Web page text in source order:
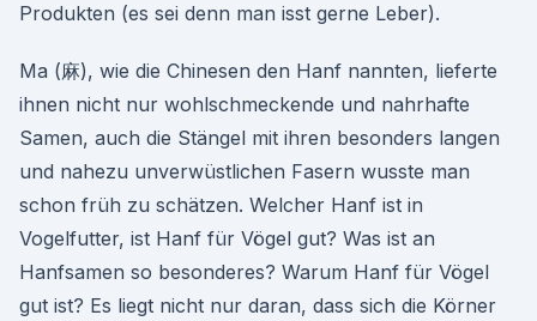
Produkten (es sei denn man isst gerne Leber).
Ma (麻), wie die Chinesen den Hanf nannten, lieferte
ihnen nicht nur wohlschmeckende und nahrhafte
Samen, auch die Stängel mit ihren besonders langen
und nahezu unverwüstlichen Fasern wusste man
schon früh zu schätzen. Welcher Hanf ist in
Vogelfutter, ist Hanf für Vögel gut? Was ist an
Hanfsamen so besonderes? Warum Hanf für Vögel
gut ist? Es liegt nicht nur daran, dass sich die Körner